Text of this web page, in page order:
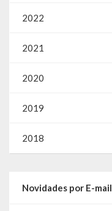
2022
2021
2020
2019
2018
Novidades por E-mail